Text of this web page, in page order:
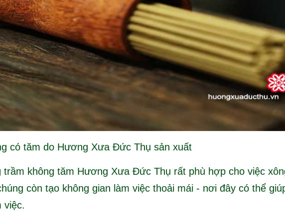
có tăm do Hương Xưa Đức Thụ sản xuất
trầm không tăm Hương Xưa Đức Thụ rất phù hợp cho việc
còn tạo không gian làm việc thoải mái - nơi đây có thể
việc.